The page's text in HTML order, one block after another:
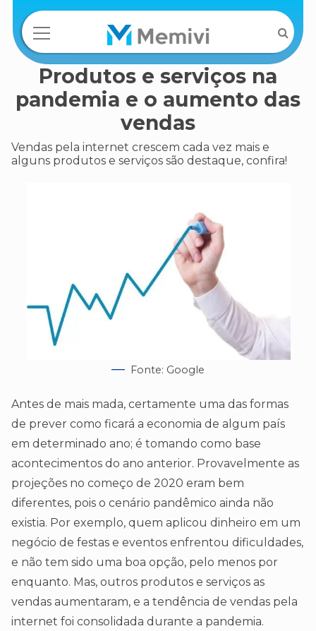
Produtos e serviços na
pandemia e o aumento das
vendas
Vendas pela internet crescem cada vez mais e
alguns produtos e serviços são destaque, confira!
Fonte: Google
Antes de mais mada, certamente uma das formas
de prever como ficará a economia de algum país
em determinado ano; é tomando como base
acontecimentos do ano anterior. Provavelmente as
projeções no começo de 2020 eram bem
diferentes, pois o cenário pandêmico ainda não
existia. Por exemplo, quem aplicou dinheiro em um
negócio de festas e eventos enfrentou dificuldades,
e não tem sido uma boa opção, pelo menos por
enquanto. Mas, outros produtos e serviços as
vendas aumentaram, e a tendência de vendas pela
internet foi consolidada durante a pandemia.